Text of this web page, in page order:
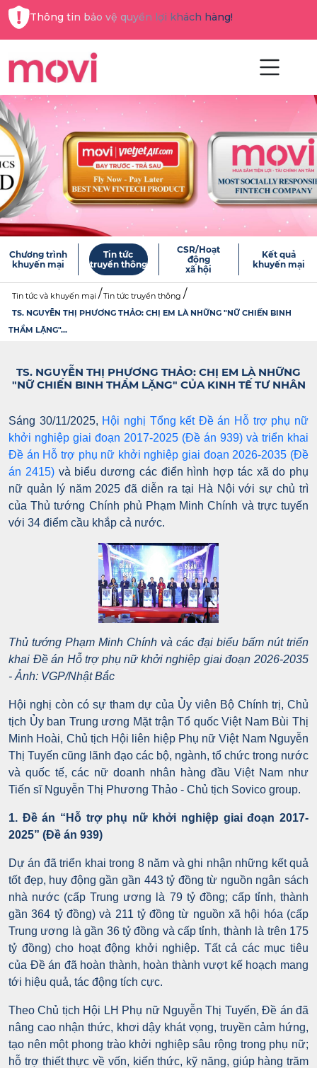
Thông tin bảo vệ quyền lợi khách hàng!
Chương trình
khuyến mại
Tin tức
truyền thông
CSR/Hoạt
động
xã hội
Kết quả
khuyến mại
Tin tức và khuyến mại
Tin tức truyền thông
TS. NGUYỄN THỊ PHƯƠNG THẢO: CHỊ EM LÀ NHỮNG "NỮ CHIẾN BINH
THẦM LẶNG"...
TS. NGUYỄN THỊ PHƯƠNG THẢO: CHỊ EM LÀ NHỮNG
"NỮ CHIẾN BINH THẦM LẶNG" CỦA KINH TẾ TƯ NHÂN
Sáng 30/11/2025, Hội nghị Tổng kết Đề án Hỗ trợ phụ nữ
khởi nghiệp giai đoạn 2017-2025 (Đề án 939) và triển khai
Đề án Hỗ trợ phụ nữ khởi nghiệp giai đoạn 2026-2035 (Đề
án 2415) và biểu dương các điển hình hợp tác xã do phụ
nữ quản lý năm 2025 đã diễn ra tại Hà Nội với sự chủ trì
của Thủ tướng Chính phủ Phạm Minh Chính và trực tuyến
với 34 điểm cầu khắp cả nước.
Thủ tướng Phạm Minh Chính và các đại biểu bấm nút triển
khai Đề án Hỗ trợ phụ nữ khởi nghiệp giai đoạn 2026-2035
- Ảnh: VGP/Nhật Bắc
Hội nghị còn có sự tham dự của Ủy viên Bộ Chính trị, Chủ
tịch Ủy ban Trung ương Mặt trận Tổ quốc Việt Nam Bùi Thị
Minh Hoài, Chủ tịch Hội liên hiệp Phụ nữ Việt Nam Nguyễn
Thị Tuyến cũng lãnh đạo các bộ, ngành, tổ chức trong nước
và quốc tế, các nữ doanh nhân hàng đầu Việt Nam như
Tiến sĩ Nguyễn Thị Phương Thảo - Chủ tịch Sovico group.
1. Đề án “Hỗ trợ phụ nữ khởi nghiệp giai đoạn 2017-
2025” (Đề án 939)
Dự án đã triển khai trong 8 năm và ghi nhận những kết quả
tốt đẹp, huy động gần gần 443 tỷ đồng từ nguồn ngân sách
nhà nước (cấp Trung ương là 79 tỷ đồng; cấp tỉnh, thành
gần 364 tỷ đồng) và 211 tỷ đồng từ nguồn xã hội hóa (cấp
Trung ương là gần 36 tỷ đồng và cấp tỉnh, thành là trên 175
tỷ đồng) cho hoạt động khởi nghiệp. Tất cả các mục tiêu
của Đề án đã hoàn thành, hoàn thành vượt kế hoạch mang
tới hiệu quả, tác động tích cực.
Theo Chủ tịch Hội LH Phụ nữ Nguyễn Thị Tuyến, Đề án đã
nâng cao nhận thức, khơi dậy khát vọng, truyền cảm hứng,
tạo nên một phong trào khởi nghiệp sâu rộng trong phụ nữ;
hỗ trợ thiết thực về vốn, kiến thức, kỹ năng, giúp hàng trăm